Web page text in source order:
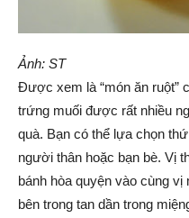
Ảnh: ST
Được xem là “món ăn ruột”
trứng muối được rất nhiều
quà. Bạn có thể lựa chọn
người thân hoặc bạn bè. Vị
bánh hòa quyện vào cùng
bên trong tan dần trong